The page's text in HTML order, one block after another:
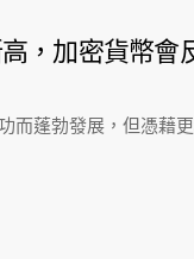
，加密貨幣會
而蓬勃發展，但憑藉